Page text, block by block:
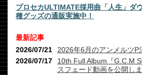
プロセカULTIMATE採用曲「人生」ダ
種グッズの通販実施中！
最新記事
2026年6月のアンメルツP
2026/07/21
10th Full Album『G.C.M
スフェード動画を公開し
2026/07/17